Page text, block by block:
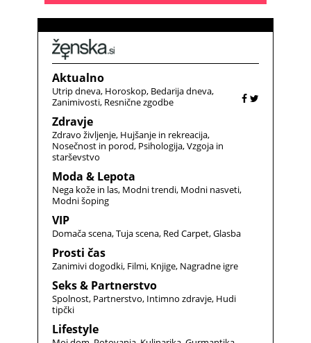
Aktualno
Utrip dneva Horoskop Bedarija dneva
Zanimivosti Resnične zgodbe
Zdravje
Zdravo življenje Hujšanje in rekreacija
Nosečnost in porod Psihologija Vzgoja in
starševstvo
Moda & Lepota
Nega kože in las Modni trendi Modni nasveti
Modni šoping
VIP
Domača scena Tuja scena Red Carpet Glasba
Prosti čas
Zanimivi dogodki Filmi Knjige Nagradne igre
Seks & Partnerstvo
Spolnost Partnerstvo Intimno zdravje Hudi
tipčki
Lifestyle